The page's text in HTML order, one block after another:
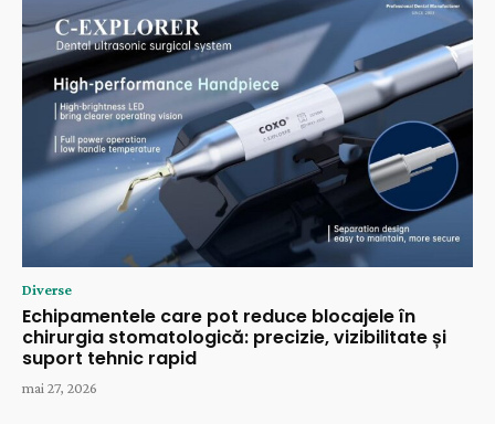
Diverse
Echipamentele care pot reduce blocajele în
chirurgia stomatologică: precizie, vizibilitate și
suport tehnic rapid
mai 27, 2026